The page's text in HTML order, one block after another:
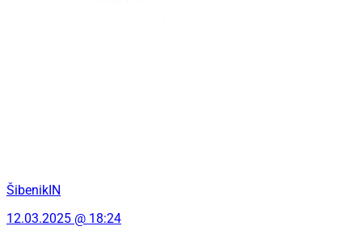
ŠibenikIN
12.03.2025 @ 18:24